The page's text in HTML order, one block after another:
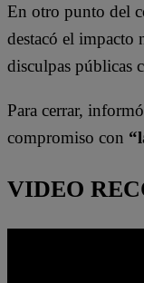
En otro punto del
destacó el impacto
disculpas públicas
Para cerrar,
compromiso con
VIDEO